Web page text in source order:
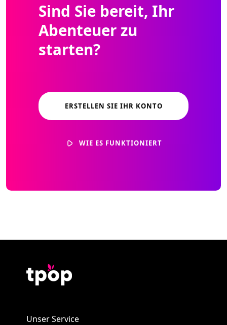
Sind Sie bereit, Ihr
Abenteuer zu
starten?
ERSTELLEN SIE IHR KONTO
WIE ES FUNKTIONIERT
Unser Service